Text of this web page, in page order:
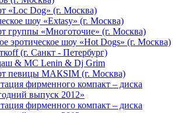
«Loc Dog» (г. Москва)
шоу «Extasy» (г. Москва)
группы «Многоточие» (г. Москва)
эротическое шоу «Hot Dogs» (г. Москва)
(г. Санкт - Петербург)
& МС Lenin & Dj Grim
певицы МАКSIМ (г. Москва)
фирменного компакт – диска
выпуск 2012»
фирменного компакт – диска